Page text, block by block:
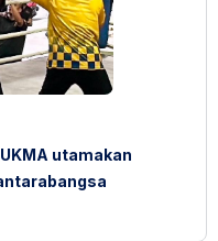
utamakan